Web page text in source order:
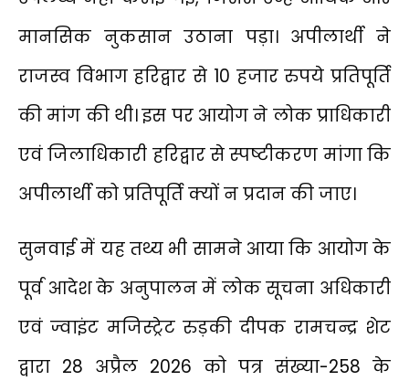
मानसिक नुकसान उठाना पड़ा। अपीलार्थी ने
राजस्व विभाग हरिद्वार से 10 हजार रुपये प्रतिपूर्ति
की मांग की थी। इस पर आयोग ने लोक प्राधिकारी
एवं जिलाधिकारी हरिद्वार से स्पष्टीकरण मांगा कि
अपीलार्थी को प्रतिपूर्ति क्यों न प्रदान की जाए।
सुनवाई में यह तथ्य भी सामने आया कि आयोग के
पूर्व आदेश के अनुपालन में लोक सूचना अधिकारी
एवं ज्वाइंट मजिस्ट्रेट रुड़कीदीपक रामचन्द्र शेट
द्वारा 28 अप्रैल 2026 को पत्र संख्या-258 के